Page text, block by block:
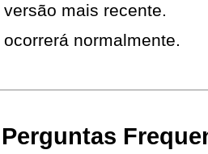
mais recente.
normalmente.